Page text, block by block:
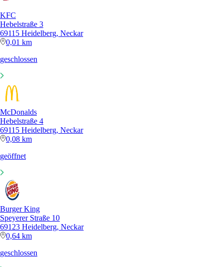
KFC
Hebelstraße 3
69115 Heidelberg, Neckar
0,01 km
geschlossen
McDonalds
Hebelstraße 4
69115 Heidelberg, Neckar
0,08 km
geöffnet
Burger King
Speyerer Straße 10
69123 Heidelberg, Neckar
0,64 km
geschlossen